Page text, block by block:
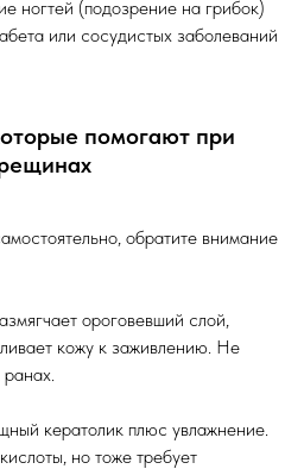
ногтей (подозрение на грибок)
или сосудистых заболеваний
помогают при
обратите внимание
ороговевший слой,
кожу к заживлению. Не
ранах.
кератолик плюс увлажнение.
но тоже требует